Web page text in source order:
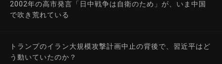
2002年の高市発言「日中戦争は自衛のため」が、いま中国
で吹き荒れている
トランプのイラン大規模攻撃計画中止の背後で、習近平はど
う動いていたのか？